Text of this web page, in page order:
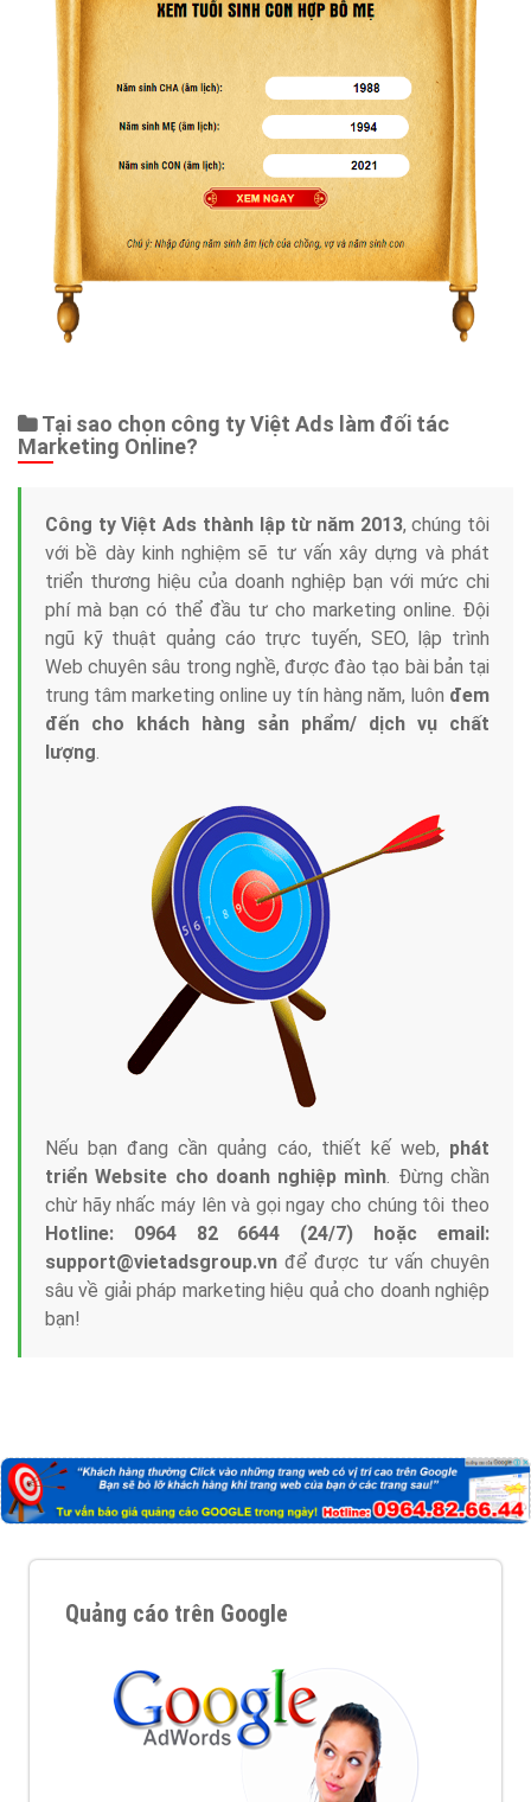
Tại sao chọn công ty Việt Ads làm đối tác
Marketing Online?
Công ty Việt Ads thành lập từ năm 2013, chúng tôi
với bề dày kinh nghiệm sẽ tư vấn xây dựng và phát
triển thương hiệu của doanh nghiệp bạn với mức chi
phí mà bạn có thể đầu tư cho marketing online. Đội
ngũ kỹ thuật quảng cáo trực tuyến, SEO, lập trình
Web chuyên sâu trong nghề, được đào tạo bài bản tại
trung tâm marketing online uy tín hàng năm, luôn đem
đến cho khách hàng sản phẩm/ dịch vụ chất
lượng.
Nếu bạn đang cần quảng cáo, thiết kế web, phát
triển Website cho doanh nghiệp mình. Đừng chần
chừ hãy nhấc máy lên và gọi ngay cho chúng tôi theo
Hotline: 0964 82 6644 (24/7) hoặc email:
support@vietadsgroup.vn để được tư vấn chuyên
sâu về giải pháp marketing hiệu quả cho doanh nghiệp
bạn!
Quảng cáo trên Google